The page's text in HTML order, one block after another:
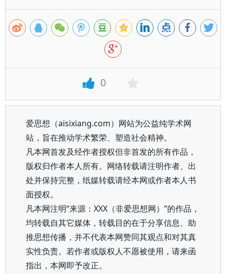
0
爱思想（aisixiang.com）网站为公益纯学术网
站，旨在推动学术繁荣、塑造社会精神。
凡本网首发及经作者授权但非首发的所有作品，
版权归作者本人所有。网络转载请注明作者、出
处并保持完整，纸媒转载请经本网或作者本人书
面授权。
凡本网注明“来源：XXX（非爱思想网）”的作品，
均转载自其它媒体，转载目的在于分享信息、助
推思想传播，并不代表本网赞同其观点和对其真
实性负责。若作者或版权人不愿被使用，请来函
指出，本网即予改正。